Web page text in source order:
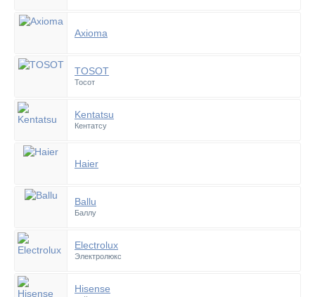
Axioma
TOSOT
Тосот
Kentatsu
Кентатсу
Haier
Ballu
Баллу
Electrolux
Электролюкс
Hisense